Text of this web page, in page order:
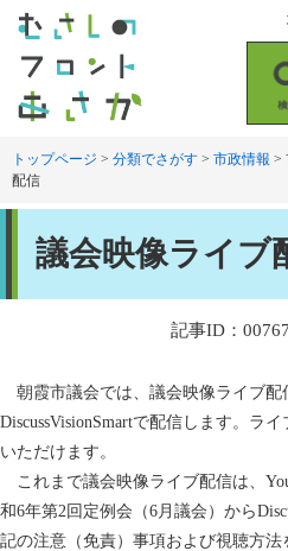
す
。
し
て
索
トップページ > 分類でさがす > 市政情報 >
配信
議会映像ライブ
記事ID：
朝霞市議会では、議会映像ライブ配
DiscussVisionSmartで配信します。ラ
いただけます。
これまで議会映像ライブ配信は、
和6年第2回定例会（6月議会）から
記の注意（免責）事項および視聴方